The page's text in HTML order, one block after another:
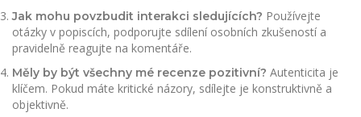
Jak mohu povzbudit interakci sledujících? Používejte
otázky v popiscích, podporujte sdílení osobních zkušeností a
pravidelně reagujte na komentáře.
Měly by být všechny mé recenze pozitivní? Autenticita je
klíčem. Pokud máte kritické názory, sdílejte je konstruktivně a
objektivně.